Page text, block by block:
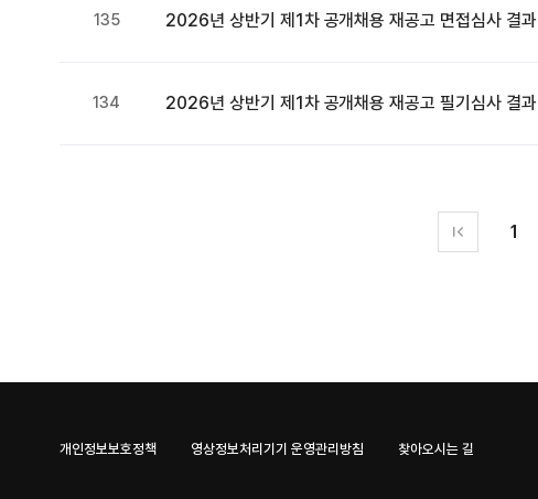
135 2026년 상반기 제1차 공개채용 재공고 면접심사 결과
134 2026년 상반기 제1차 공개채용 재공고 필기심사 결과
1
개인정보보호정책 영상정보처리기기 운영관리방침 찾아오시는 길